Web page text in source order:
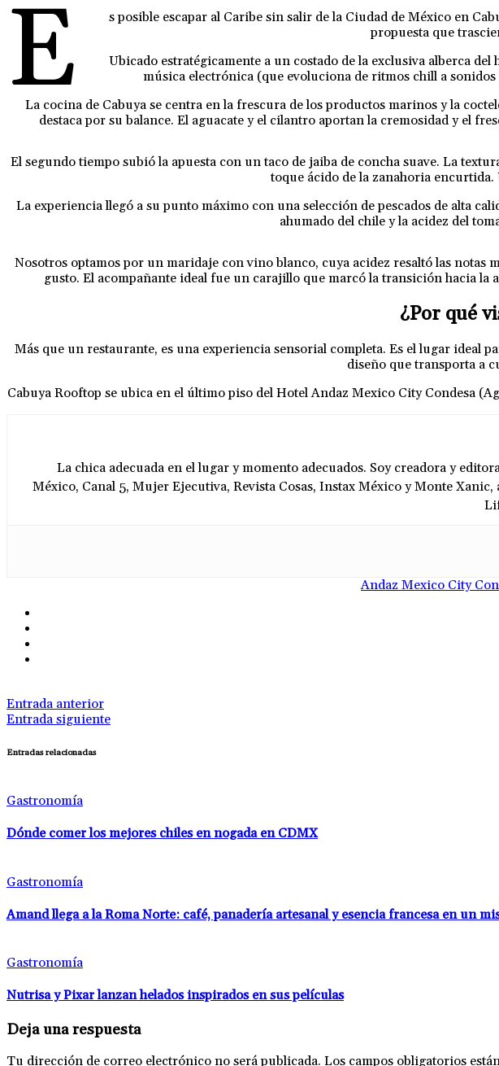
E
s posible escapar al Caribe sin salir de la Ciudad de México en
propuesta que
Ubicado estratégicamente a un costado de la exclusiva alberca
música electrónica (que evoluciona de ritmos chill a
La cocina de Cabuya se centra en la frescura de los productos marinos y la
destaca por su balance. El aguacate y el cilantro aportan la cremosidad y el
El segundo tiempo subió la apuesta con un taco de jaiba de concha suave. La
toque ácido de la zanahoria
La experiencia llegó a su punto máximo con una selección de pescados de alta
ahumado del chile y la acidez del
Nosotros optamos por un maridaje con vino blanco, cuya acidez resaltó las
gusto. El acompañante ideal fue un carajillo que marcó la transición hacia la
¿Por qué
Más que un restaurante, es una experiencia sensorial completa. Es el lugar ideal
diseño que transporta a
Cabuya Rooftop se ubica en el último piso del Hotel Andaz Mexico City Condesa
La chica adecuada en el lugar y momento adecuados. Soy creadora y
México, Canal 5, Mujer Ejecutiva, Revista Cosas, Instax México y Monte
Andaz Mexico City
Entrada anterior
Entrada siguiente
Entradas relacionadas
Gastronomía
Dónde comer los mejores chiles en nogada en CDMX
Gastronomía
Amand llega a la Roma Norte: café, panadería artesanal y esencia francesa en un
Gastronomía
Nutrisa y Pixar lanzan helados inspirados en sus películas
Deja una respuesta
Tu dirección de correo electrónico no será publicada. Los campos obligatorios